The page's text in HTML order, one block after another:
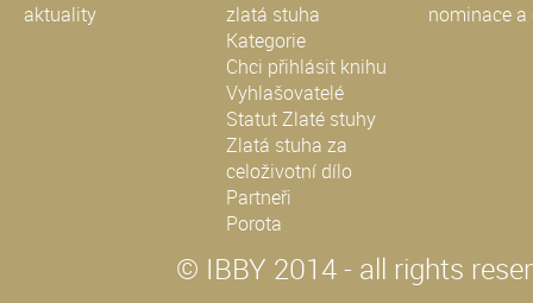
aktuality
zlatá stuha
Kategorie
Chci přihlásit knihu
Vyhlašovatelé
Statut Zlaté stuhy
Zlatá stuha za
celoživotní dílo
Partneři
Porota
nominace a
© IBBY 2014 - all rights